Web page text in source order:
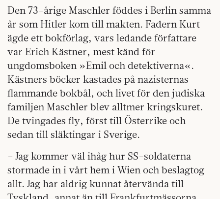
Den 73-årige Maschler föddes i Berlin samma
år som Hitler kom till makten. Fadern Kurt
ägde ett bokförlag, vars ledande författare
var Erich Kästner, mest känd för
ungdomsboken »Emil och detektiverna«.
Kästners böcker kastades på nazisternas
flammande bokbål, och livet för den judiska
familjen Maschler blev alltmer kringskuret.
De tvingades fly, först till Österrike och
sedan till släktingar i Sverige.
– Jag kommer väl ihåg hur SS-soldaterna
stormade in i vårt hem i Wien och beslagtog
allt. Jag har aldrig kunnat återvända till